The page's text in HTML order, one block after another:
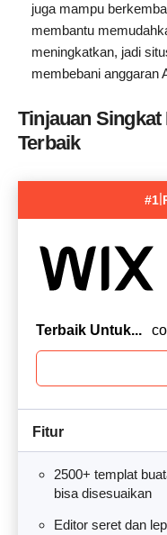
juga mampu
membantu
meningkatkan, jadi
membebani anggaran
Tinjauan
Terbaik
#1|
Terbaik Untuk...
Fitur
2500+ templat
bisa disesuaikan
Editor seret dan